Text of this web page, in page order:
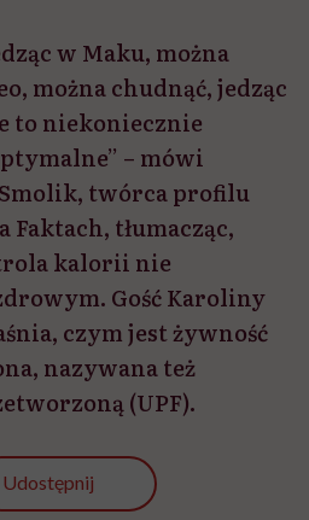
w Maku, można
można chudnąć, jedząc
to niekoniecznie
– mówi
twórca profilu
tłumacząc,
kalorii nie
Gość Karoliny
czym jest żywność
nazywana też
(UPF).
Udostępnij